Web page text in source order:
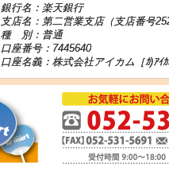
銀行名：楽天銀行
支店名：第二営業支店（支店番号
種 別：普通
口座番号：7445640
口座名義：株式会社アイカム［ｶ)ｱｲｶ